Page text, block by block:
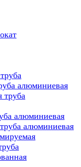
алюминиевая
труба
алюминиевая
алюминиевая